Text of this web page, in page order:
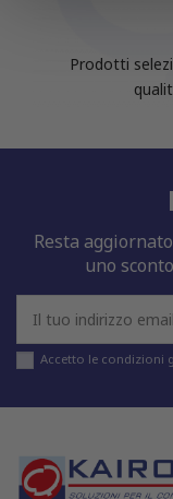
pubblicità e social
raccolto dal tuo
Prodotti
Resta
uno
Accetto le condizioni